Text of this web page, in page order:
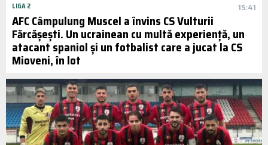
LIGA 2 15:41
AFC Câmpulung Muscel a învins CS Vulturii
Fărcășești. Un ucrainean cu multă experiență, un
atacant spaniol și un fotbalist care a jucat la CS
Mioveni, în lot